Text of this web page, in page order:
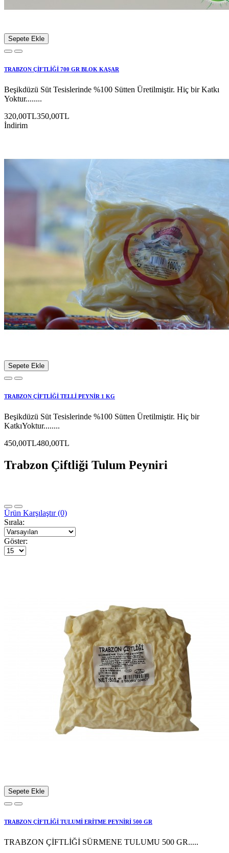
Sepete Ekle
TRABZON ÇİFTLİĞİ 700 GR BLOK KAŞAR
Beşikdüzü Süt Tesislerinde %100 Sütten Üretilmiştir. Hiç bir Katkı
Yoktur........
320,00TL350,00TL
İndirim
Sepete Ekle
TRABZON ÇİFTLİĞİ TELLİ PEYNİR 1 KG
Beşikdüzü Süt Tesislerinde %100 Sütten Üretilmiştir. Hiç bir
KatkıYoktur........
450,00TL480,00TL
Trabzon Çiftliği Tulum Peyniri
Ürün Karşılaştır (0)
Sırala:
Göster:
Sepete Ekle
TRABZON ÇİFTLİĞİ TULUMİ ERİTME PEYNİRİ 500 GR
TRABZON ÇİFTLİĞİ SÜRMENE TULUMU 500 GR.....